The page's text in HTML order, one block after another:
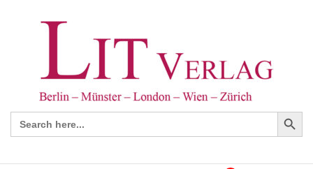
Search
for:
Search Button